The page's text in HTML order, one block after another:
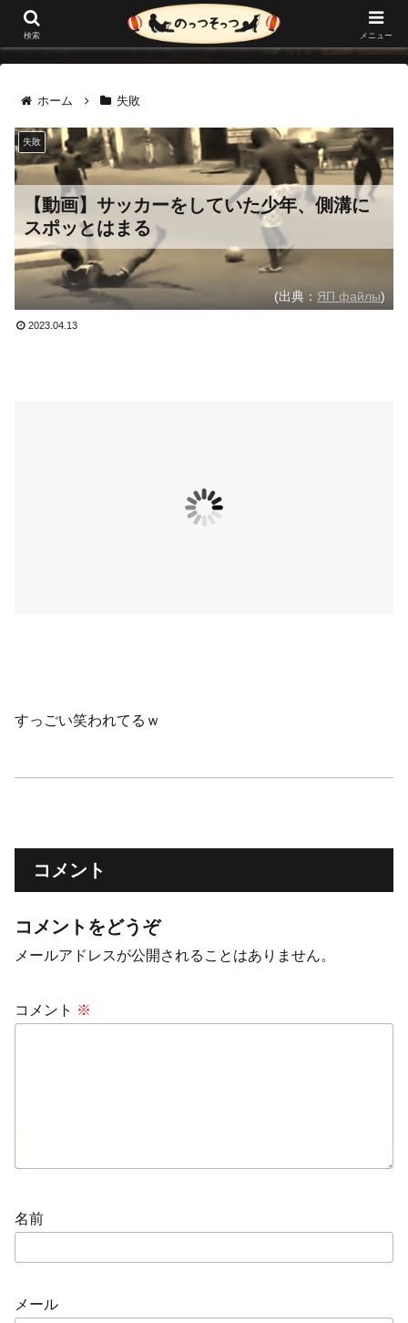
ホーム 失敗
【動画】サッカーをしていた少年、側溝に
スポッとはまる
失敗
(出典： ЯП файлы)
2023.04.13
すっごい笑われてるｗ
コメント
コメントをどうぞ
メールアドレスが公開されることはありません。
コメント ※
名前
メール
検索 メニュー